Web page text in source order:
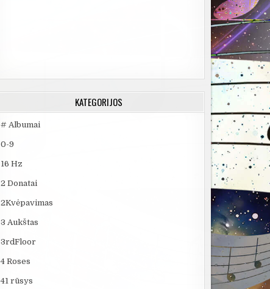
KATEGORIJOS
# Albumai
0-9
16 Hz
2 Donatai
2Kvėpavimas
3 Aukštas
3rdFloor
4 Roses
41 rūsys